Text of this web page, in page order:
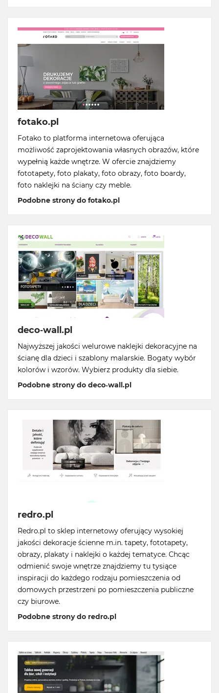
fotako.pl
Fotako to platforma internetowa oferująca
możliwość zaprojektowania własnych obrazów, które
wypełnią każde wnętrze. W ofercie znajdziemy
fototapety, foto plakaty, foto obrazy, foto boardy,
foto naklejki na ściany czy meble.
Podobne strony do fotako.pl
deco-wall.pl
Najwyższej jakości welurowe naklejki dekoracyjne na
ścianę dla dzieci i szablony malarskie. Bogaty wybór
kolorów i wzorów. Wybierz produkty dla siebie.
Podobne strony do deco-wall.pl
redro.pl
Redro.pl to sklep internetowy oferujący wysokiej
jakości dekoracje ścienne m.in. tapety, fototapety,
obrazy, plakaty i naklejki o każdej tematyce. Chcąc
odmienić swoje wnętrze znajdziemy tu tysiące
inspiracji do każdego rodzaju pomieszczenia od
domowych przestrzeni po pomieszczenia publiczne
czy biurowe.
Podobne strony do redro.pl